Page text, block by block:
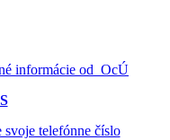
informácie od OcÚ
telefónne číslo